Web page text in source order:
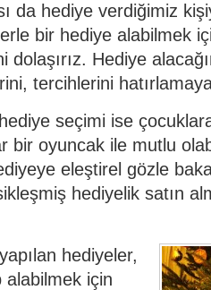
da hediye verdiğimiz
bir hediye alabilmek
dolaşırız. Hediye
tercihlerini hatırlamaya
seçimi ise
bir oyuncak ile mutlu
eleştirel gözle
hediyelik satın
hediyeler,
alabilmek için